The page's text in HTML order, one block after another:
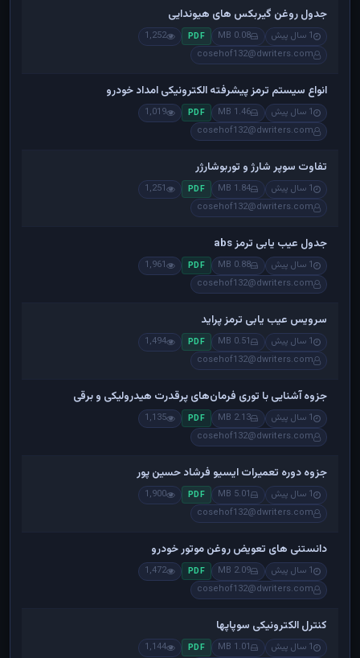
جدول روغن گیربکس های هیوندایی
1 سال پیش 0.08 MB
PDF
1,252
cosehof132@dwriters.com
انواع سیستم ترمز پیشرفته الکترونیکی امداد خودرو
1 سال پیش 1.46 MB
PDF
1,019
cosehof132@dwriters.com
تفاوت سوپر شارژ و توربوشارژر
1 سال پیش 1.84 MB
PDF
1,251
cosehof132@dwriters.com
جدول عیب یابی ترمز abs
1 سال پیش 0.88 MB
PDF
1,961
cosehof132@dwriters.com
سرویس عیب یابی ترمز پراید
1 سال پیش 0.51 MB
PDF
1,494
cosehof132@dwriters.com
جزوه آشنایی با توری فرمان‌های پرقدرت هیدرولیکی و برقی
1 سال پیش 2.13 MB
PDF
1,135
cosehof132@dwriters.com
جزوه دوره تعمیرات ایسیو فرشاد حسین پور
1 سال پیش 5.01 MB
PDF
1,900
cosehof132@dwriters.com
دانستنی های تعویض روغن موتور خودرو
1 سال پیش 2.09 MB
PDF
1,472
cosehof132@dwriters.com
کنترل الکترونیکی سوپاپها
1 سال پیش 1.01 MB
PDF
1,144